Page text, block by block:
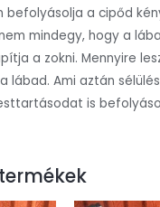
befolyásolja a cipőd
mindegy, hogy a
a zokni. Mennyire
lábad. Ami aztán
is